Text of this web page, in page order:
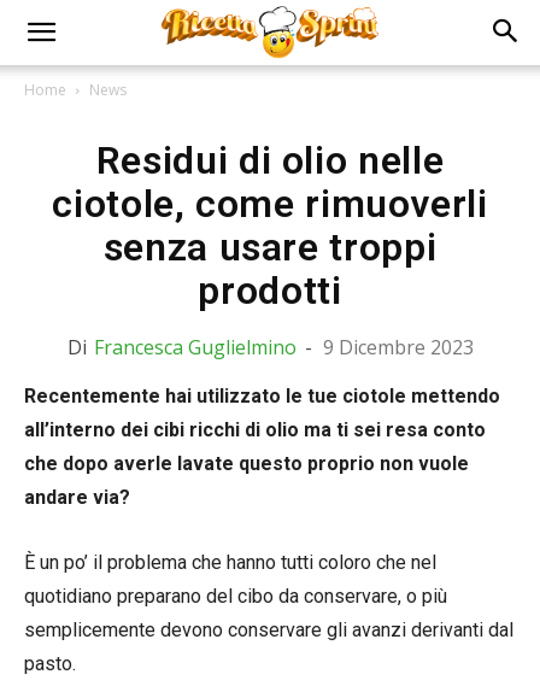
Home News
Residui di olio nelle
ciotole, come rimuoverli
senza usare troppi
prodotti
Di Francesca Guglielmino - 9 Dicembre 2023
Recentemente hai utilizzato le tue ciotole mettendo
all’interno dei cibi ricchi di olio ma ti sei resa conto
che dopo averle lavate questo proprio non vuole
andare via?
È un po’ il problema che hanno tutti coloro che nel
quotidiano preparano del cibo da conservare, o più
semplicemente devono conservare gli avanzi derivanti dal
pasto.